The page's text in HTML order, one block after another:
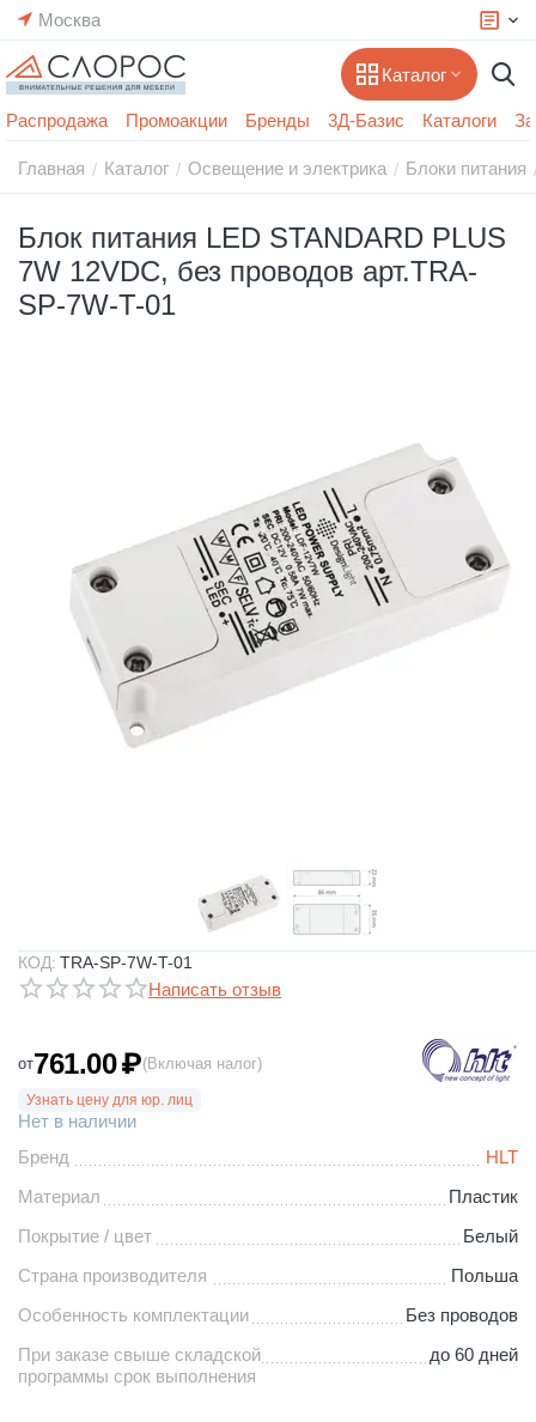
Москва
Каталог
Распродажа Промоакции Бренды 3Д-Базис Каталоги
Главная / Каталог / Освещение и электрика / Блоки питания
Блок питания LED STANDARD PLUS
7W 12VDC, без проводов арт.TRA-
SP-7W-T-01
КОД: TRA-SP-7W-T-01
Написать отзыв
от761.00₽(Включая налог)
Узнать цену для юр. лиц
Нет в наличии
Бренд
HLT
Материал
Пластик
Покрытие / цвет
Белый
Страна производителя
Польша
Особенность комплектации
Без проводов
При заказе свыше складской
программы срок выполнения
до 60 дней